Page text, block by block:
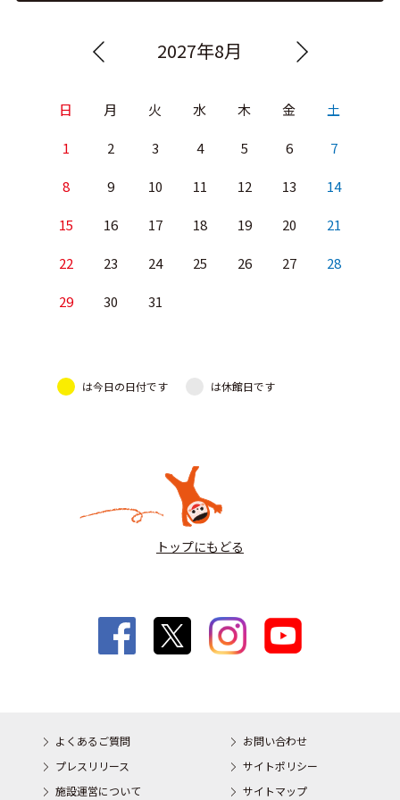
2027年8月
日 月 火 水 木 金 土
1 2 3 4 5 6 7
8 9 10 11 12 13 14
15 16 17 18 19 20 21
22 23 24 25 26 27 28
29 30 31
は今日の日付です は休館日です
トップにもどる
よくあるご質問
お問い合わせ
プレスリリース
サイトポリシー
施設運営について
サイトマップ